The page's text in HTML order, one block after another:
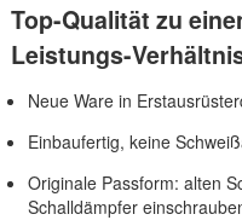
Top-Qualität zu
Leistungs-
Neue Ware in
Einbaufertig, keine
Originale Passform: alten
Schalldämpfer